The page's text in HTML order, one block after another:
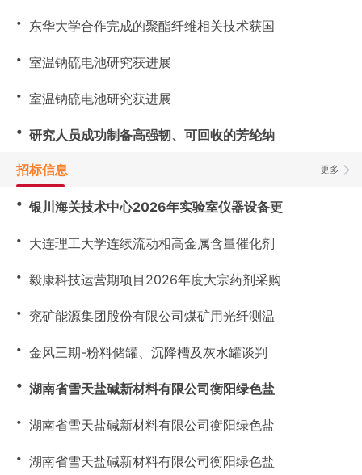
・ 东华大学合作完成的聚酯纤维相关技术获国
・ 室温钠硫电池研究获进展
・ 室温钠硫电池研究获进展
・ 研究人员成功制备高强韧、可回收的芳纶纳
更多
招标信息
・ 银川海关技术中心2026年实验室仪器设备更
・ 大连理工大学连续流动相高金属含量催化剂
・ 毅康科技运营期项目2026年度大宗药剂采购
・ 兖矿能源集团股份有限公司煤矿用光纤测温
・ 金风三期-粉料储罐、沉降槽及灰水罐谈判
・ 湖南省雪天盐碱新材料有限公司衡阳绿色盐
・ 湖南省雪天盐碱新材料有限公司衡阳绿色盐
・ 湖南省雪天盐碱新材料有限公司衡阳绿色盐